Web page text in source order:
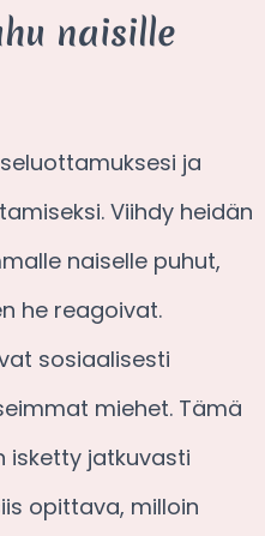
naisille
ja
Viihdy heidän
naiselle puhut,
he reagoivat.
sosiaalisesti
miehet. Tämä
isketty jatkuvasti
opittava, milloin